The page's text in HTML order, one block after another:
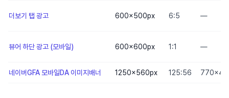
더보기 탭 광고 600×500px 6:5 —
뷰어 하단 광고 (모바일) 600×600px 1:1 —
네이버GFA 모바일DA 이미지배너 1250×560px 125:56